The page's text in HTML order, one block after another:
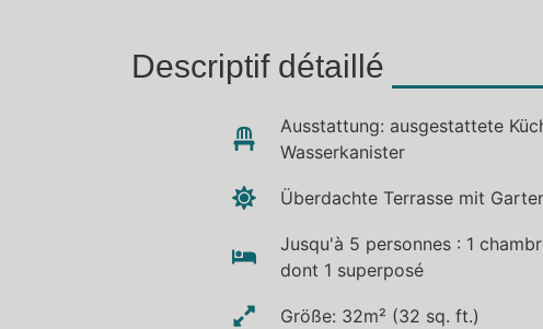
Descriptif détaillé
Ausstattung: ausgestattete
Wasserkanister
Überdachte Terrasse mit
Jusqu'à 5 personnes : 1
dont 1 superposé
Größe: 32m² (32 sq. ft.)